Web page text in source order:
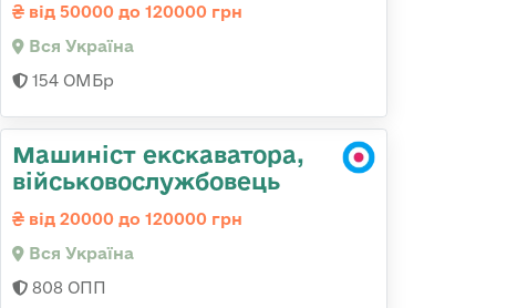
від 50000 до 120000 грн
Вся Україна
154 ОМБр
Машиніст екскаватора,
військовослужбовець
від 20000 до 120000 грн
Вся Україна
808 ОПП